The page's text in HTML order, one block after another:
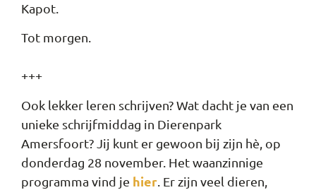
Kapot.
Tot morgen.
+++
Ook lekker leren schrijven? Wat dacht je van een
unieke schrijfmiddag in Dierenpark
Amersfoort? Jij kunt er gewoon bij zijn hè, op
donderdag 28 november. Het waanzinnige
programma vind je hier . Er zijn veel dieren,